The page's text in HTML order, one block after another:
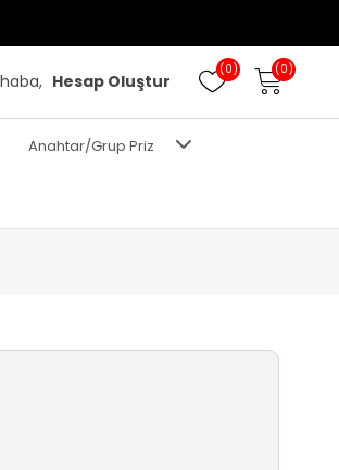
Hesap Oluştur
(0) (0)
Anahtar/Grup Priz